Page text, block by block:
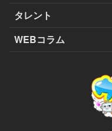
タレント
WEBコラム